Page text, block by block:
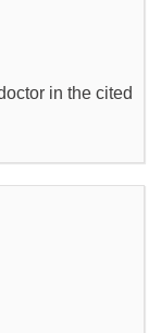
in the cited